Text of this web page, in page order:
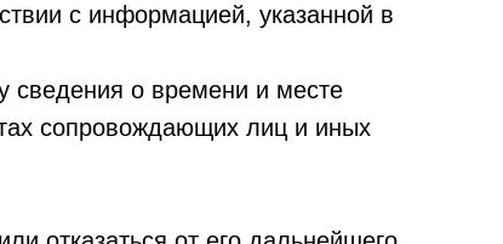
с информацией, указанной в
сведения о времени и месте
сопровождающих лиц и иных